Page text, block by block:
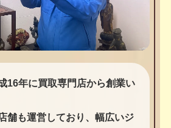
16年に買取専門店から創業い
舗も運営しており、幅広いジ